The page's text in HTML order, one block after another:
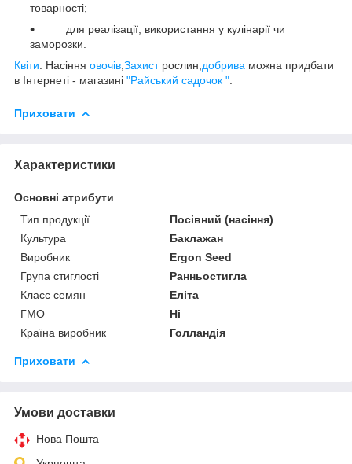
товарності;
для реалізації, використання у кулінарії чи
заморозки.
Квiти . Насiння овочiв Захистрослин, добрива можна придбати
в Інтернеті - магазині "Райський садочок "
Приховати
Характеристики
Основні атрибути
Тип продукції
Посівний (насіння)
Культура
Баклажан
Виробник
Ergon Seed
Група стиглості
Ранньостигла
Класс семян
Еліта
ГМО
Ні
Країна виробник
Голландія
Приховати
Умови доставки
Нова Пошта